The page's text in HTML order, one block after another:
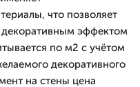
что позволяет
декоративным эффектом
по м2 с учётом
декоративного
на стены цена